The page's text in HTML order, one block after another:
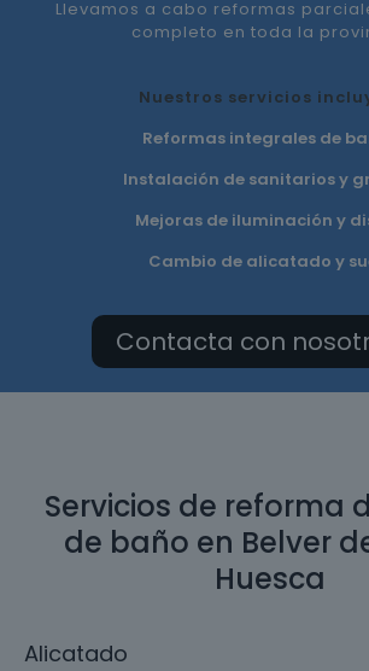
Llevamos a cabo reformas
completo en toda la
Nuestros servicios
Reformas integrales de
Instalación de sanitarios y
Mejoras de iluminación y
Cambio de alicatado y
Contacta con
Servicios de reforma
de baño en Belver
Huesca
Alicatado